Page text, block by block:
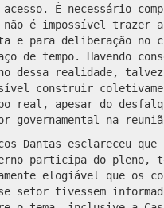
É necessário
não é impossível trazer
e para deliberação no
de tempo. Havendo
dessa realidade,
construir
real, apesar do
governamental na
Dantas esclareceu que
participa do pleno,
elogiável que os
setor tivessem